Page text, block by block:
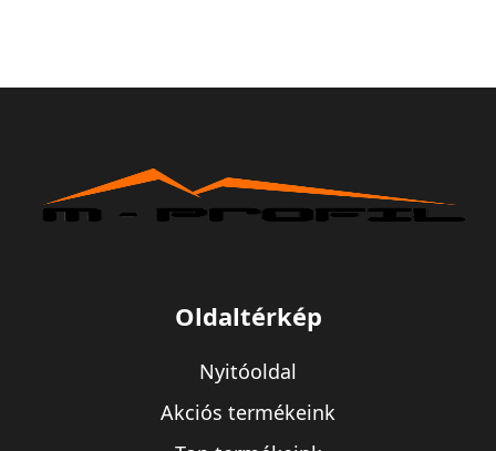
Oldaltérkép
Nyitóoldal
Akciós termékeink